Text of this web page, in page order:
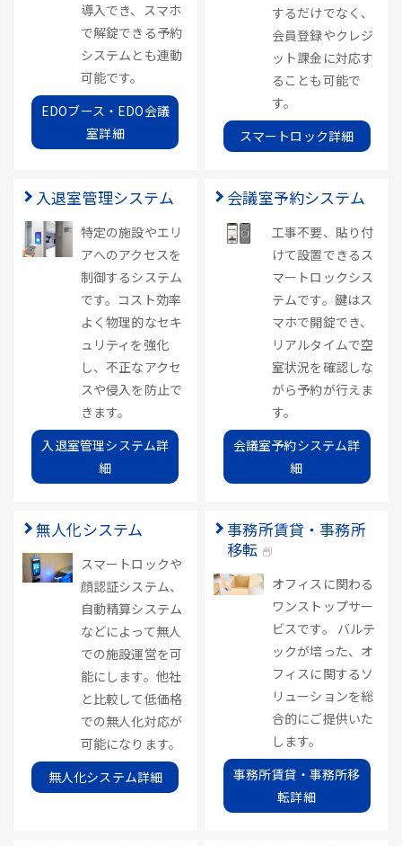
導入でき、スマホ
で解錠できる予約
システムとも連動
可能です。
EDOブース・EDO会議
室詳細
するだけでなく、
会員登録やクレジ
ット課金に対応す
ることも可能で
す。
スマートロック詳細
入退室管理システム
特定の施設やエリ
アへのアクセスを
制御するシステム
です。コスト効率
よく物理的なセキ
ュリティを強化
し、不正なアクセ
スや侵入を防止で
きます。
入退室管理システム詳
細
会議室予約システム
工事不要、貼り付
けて設置できるス
マートロックシス
テムです。鍵はス
マホで開錠でき、
リアルタイムで空
室状況を確認しな
がら予約が行えま
す。
会議室予約システム詳
細
無人化システム
スマートロックや
顔認証システム、
自動精算システム
などによって無人
での施設運営を可
能にします。他社
と比較して低価格
での無人化対応が
可能になります。
無人化システム詳細
事務所賃貸・事務所
移転
オフィスに関わる
ワンストップサー
ビスです。 バルテ
ックが培った、オ
フィスに関するソ
リューションを総
合的にご提供いた
します。
事務所賃貸・事務所移
転詳細